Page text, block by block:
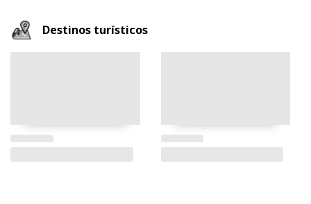
Destinos turísticos